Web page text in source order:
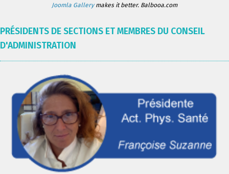
Joomla Gallerymakes it better. Balbooa.com
PRÉSIDENTS DE SECTIONS ET MEMBRES DU CONSEIL
D'ADMINISTRATION